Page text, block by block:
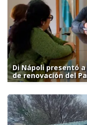
Di Nápoli presentó
de renovación del